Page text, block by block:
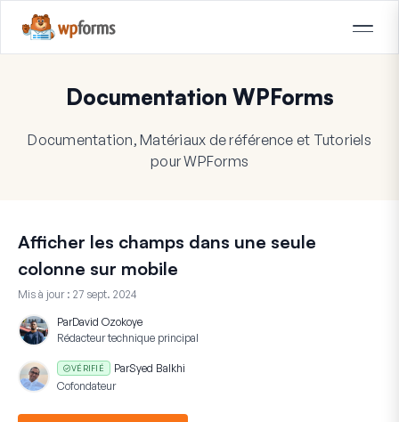
Documentation WPForms
Documentation, Matériaux de référence et Tutoriels
pour WPForms
Afficher les champs dans une seule
colonne sur mobile
Mis à jour : 27 sept. 2024
ParDavid Ozokoye
Rédacteur technique principal
VÉRIFIÉ ParSyed Balkhi
Cofondateur